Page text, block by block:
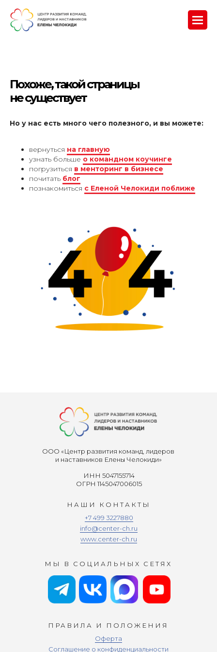
Похоже, такой страницы
не существует
Но у нас есть много чего полезного, и вы можете:
вернуться на главную
узнать больше о командном коучинге
погрузиться в менторинг в бизнесе
почитать блог
познакомиться с Еленой Челокиди поближе
+7 499 3227880
info@center-ch.ru
www.center-ch.ru
МЫ В СОЦИАЛЬНЫХ СЕТЯХ
ПРАВИЛА И ПОЛОЖЕНИЯ
НАШИ КОНТАКТЫ
ИНН 5047155714
ОГРН 1145047006015
Оферта
Соглашение о конфиденциальности
ООО «Центр развития команд, лидеров
и наставников Елены Челокиди»